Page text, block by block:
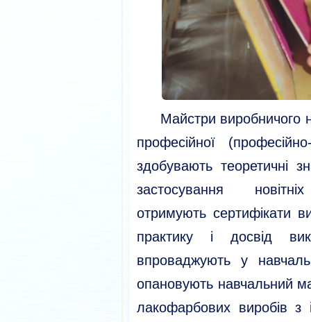
Майстри виробничого
професійної
здобувають теоретичні
застосування
отримують сертифікати
практику і досвід
впроваджують у
опановують навчальний
лакофарбових виробів з